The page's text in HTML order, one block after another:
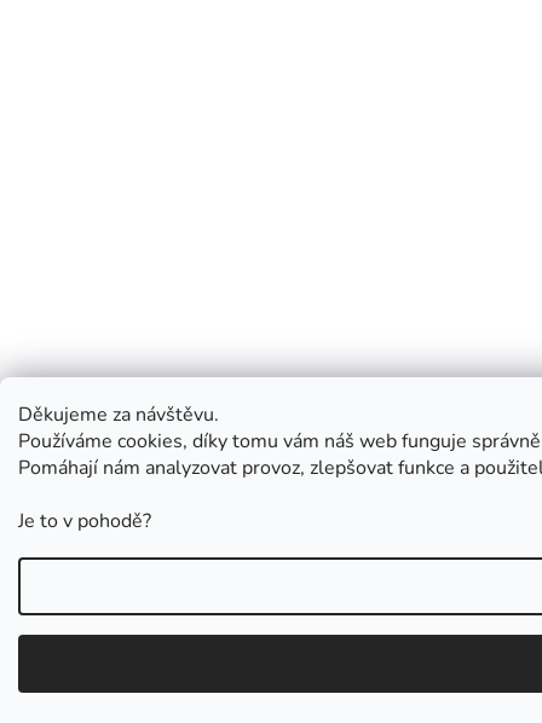
Děkujeme za návštěvu.
Používáme cookies, díky tomu vám náš web funguje
Pomáhají nám analyzovat provoz, zlepšovat funkce a
Je to v pohodě?